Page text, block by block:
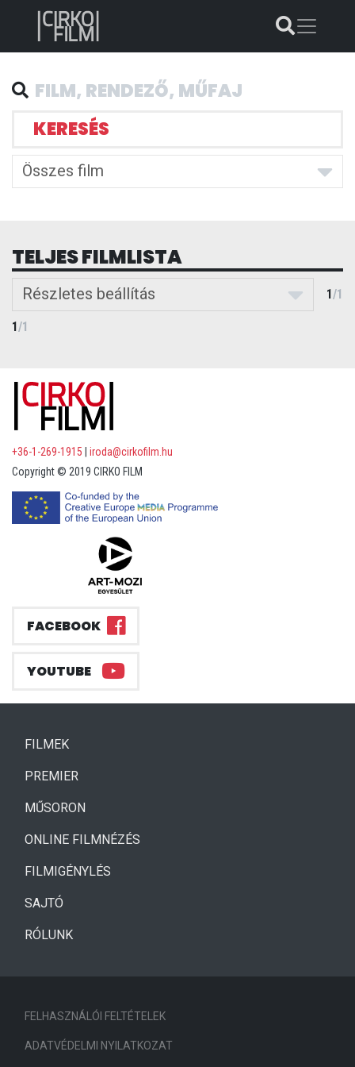
KERESÉS
Összes film
TELJES FILMLISTA
Részletes beállítás 1/1
1/1
+36-1-269-1915
iroda@cirkofilm.hu
Copyright © 2019 CIRKO FILM
FACEBOOK
YOUTUBE
FILMEK(CURRENT)
PREMIER
MŰSORON
ONLINE FILMNÉZÉS
FILMIGÉNYLÉS
SAJTÓ
RÓLUNK
FELHASZNÁLÓI FELTÉTELEK
ADATVÉDELMI NYILATKOZAT